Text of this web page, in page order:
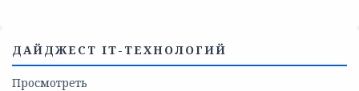
ДАЙДЖЕСТ IT-ТЕХНОЛОГИЙ
Просмотреть